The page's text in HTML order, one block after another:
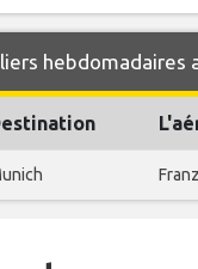
hebdomadaires